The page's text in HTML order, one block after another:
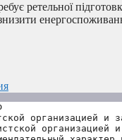
ретельної
организацией и
организацией